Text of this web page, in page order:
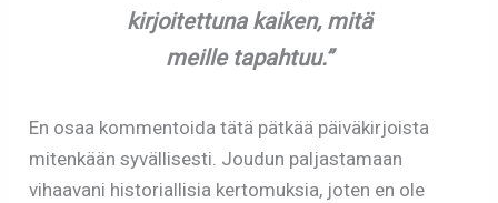
kirjoitettuna kaiken, mitä
meille tapahtuu.”
En osaa kommentoida tätä pätkää päiväkirjoista
mitenkään syvällisesti. Joudun paljastamaan
vihaavani historiallisia kertomuksia, joten en ole